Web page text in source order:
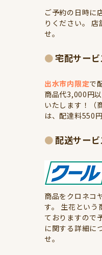
ご予約の日時に
りください。 店
せ。
宅配サービ
出水市内限定で
商品代3,000円
いたします！（
は、配達料550
配送サービ
商品をクロネコ
す。 生花という
ておりますので
に関する詳細に
せ。